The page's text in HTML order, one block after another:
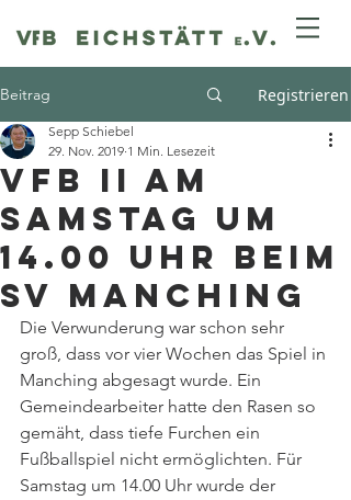
Beitrag Registrieren
VfB II am
Samstag um
14.00 Uhr beim
SV Manching
Sepp Schiebel
29. Nov. 2019 1 Min. Lesezeit
Die Verwunderung war schon sehr
groß, dass vor vier Wochen das Spiel in
Manching abgesagt wurde. Ein
Gemeindearbeiter hatte den Rasen so
gemäht, dass tiefe Furchen ein
Fußballspiel nicht ermöglichten. Für
Samstag um 14.00 Uhr wurde der